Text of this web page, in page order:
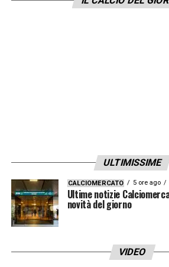
ULTIMISSIME
CALCIOMERCATO 5 ore ago
Ultime notizie
novità del giorno
VIDEO